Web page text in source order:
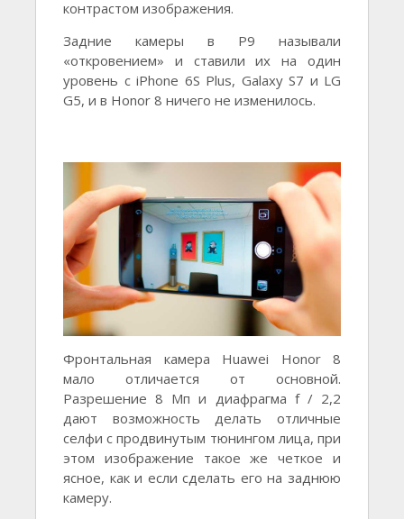
контрастом изображения.
Задние камеры в P9 называли
«откровением» и ставили их на один
уровень с iPhone 6S Plus, Galaxy S7 и LG
G5, и в Honor 8 ничего не изменилось.
Фронтальная камера Huawei Honor 8
мало отличается от основной.
Разрешение 8 Мп и диафрагма f / 2,2
дают возможность делать отличные
селфи с продвинутым тюнингом лица, при
этом изображение такое же четкое и
ясное, как и если сделать его на заднюю
камеру.